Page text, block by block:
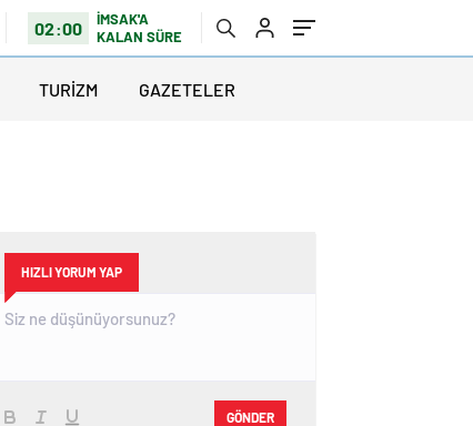
02:00
İMSAK'A
KALAN SÜRE
TURİZM GAZETELER
HIZLI YORUM YAP
GÖNDER